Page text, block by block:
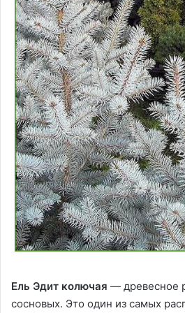
Ель Эдит колючая — древесное
сосновых. Это один из самых